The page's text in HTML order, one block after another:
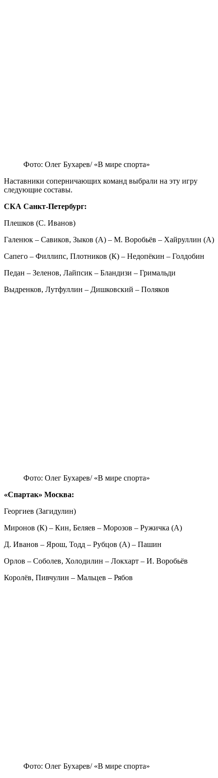
Фото: Олег Бухарев/ «В мире спорта»
Наставники соперничающих команд выбрали на эту игру
следующие составы.
СКА Санкт-Петербург:
Плешков (С. Иванов)
Галенюк – Савиков, Зыков (А) – М. Воробьёв – Хайруллин (А)
Сапего – Филлипс, Плотников (К) – Недопёкин – Голдобин
Педан – Зеленов, Лайпсик – Бландизи – Гримальди
Выдренков, Лутфуллин – Дишковский – Поляков
Фото: Олег Бухарев/ «В мире спорта»
«Спартак» Москва:
Георгиев (Загидулин)
Миронов (К) – Кин, Беляев – Морозов – Ружичка (А)
Д. Иванов – Ярош, Тодд – Рубцов (А) – Пашин
Орлов – Соболев, Холодилин – Локхарт – И. Воробьёв
Королёв, Пивчулин – Мальцев – Рябов
Фото: Олег Бухарев/ «В мире спорта»